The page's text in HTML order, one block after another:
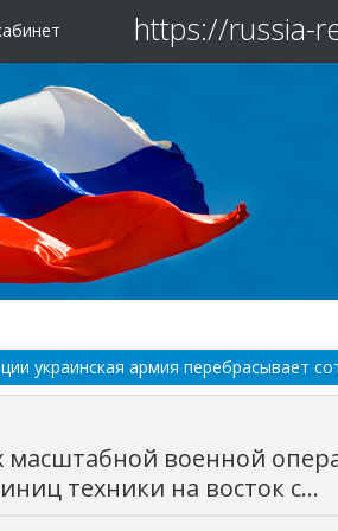
https://russia-
украинская армия перебрасывает
масштабной военной
техники на восток с...